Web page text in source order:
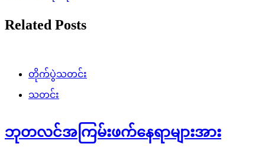
Related Posts
တိုက်ပွဲသတင်း
သတင်း
ဘုတလင်အကြမ်းဖက်နေရာများအား